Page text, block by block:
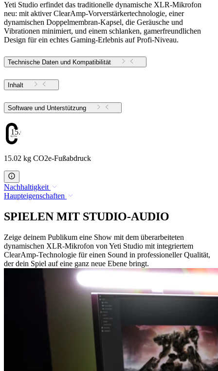
Yeti Studio erfindet das traditionelle dynamische XLR-Mikrofon
neu: mit aktiver ClearAmp-Vorverstärkertechnologie, einer
dynamischen Doppelmembran-Kapsel, die Geräusche und
Vibrationen minimiert, und einem schlanken, gamerfreundlichen
Design für ein echtes Gaming-Erlebnis auf Profi-Niveau.
Technische Daten und Kompatibilität
Inhalt
Software und Unterstützung
15.02
15.02 kg CO2e-Fußabdruck
Nachhaltigkeit
Haupteigenschaften
SPIELEN MIT STUDIO-AUDIO
Zeige deinem Publikum eine Show mit dem überarbeiteten
dynamischen XLR-Mikrofon von Yeti Studio mit integriertem
ClearAmp-Technologie für einen Sound in professioneller Qualität,
der dein Spiel auf eine ganz neue Ebene bringt.